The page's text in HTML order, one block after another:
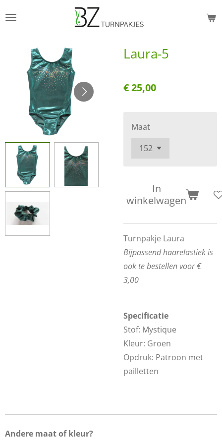
hoofdinhoud
Laura-5
€ 25,00
Maat
In
winkelwagen
Turnpakje Laura
Bijpassend haarelastiek is
ook te bestellen voor €
3,00
Specificatie
Stof: Mystique
Kleur: Groen
Opdruk: Patroon met
pailletten
Andere maat of kleur?